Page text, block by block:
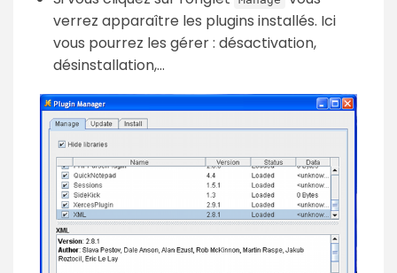
verrez apparaître les plugins installés. Ici
vous pourrez les gérer : désactivation,
désinstallation,...